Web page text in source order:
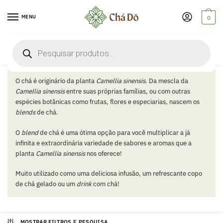
MENU
produtos
0
Blends
O chá é originário da planta Camellia sinensis. Da mescla da
Camellia sinensisentre suas próprias famílias, ou com outras
espécies botânicas como frutas, flores e especiarias, nascem os
blendsde chá.
O blendde chá é uma ótima opção para você multiplicar a já
infinita e extraordinária variedade de sabores e aromas que a
planta Camellia sinensisnos oferece!
Muito utilizado como uma deliciosa infusão, um refrescante copo
de chá gelado ou um drinkcom chá!